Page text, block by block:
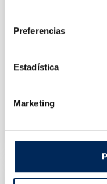
Preferencias
Estadística
Marketing
Élévateur De
10/EQT-4.0-2DEB-
1 820,00 €Prix